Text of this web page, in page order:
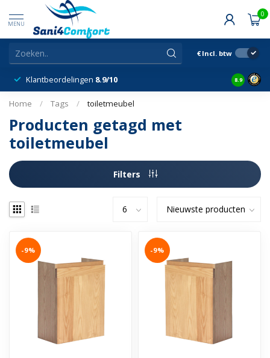
MENU
0
€ Incl. btw
Klantbeordelingen 8.9/10 8.9
Home / Tags / toiletmeubel
Producten getagd met
toiletmeubel
Filters
-9% -9%